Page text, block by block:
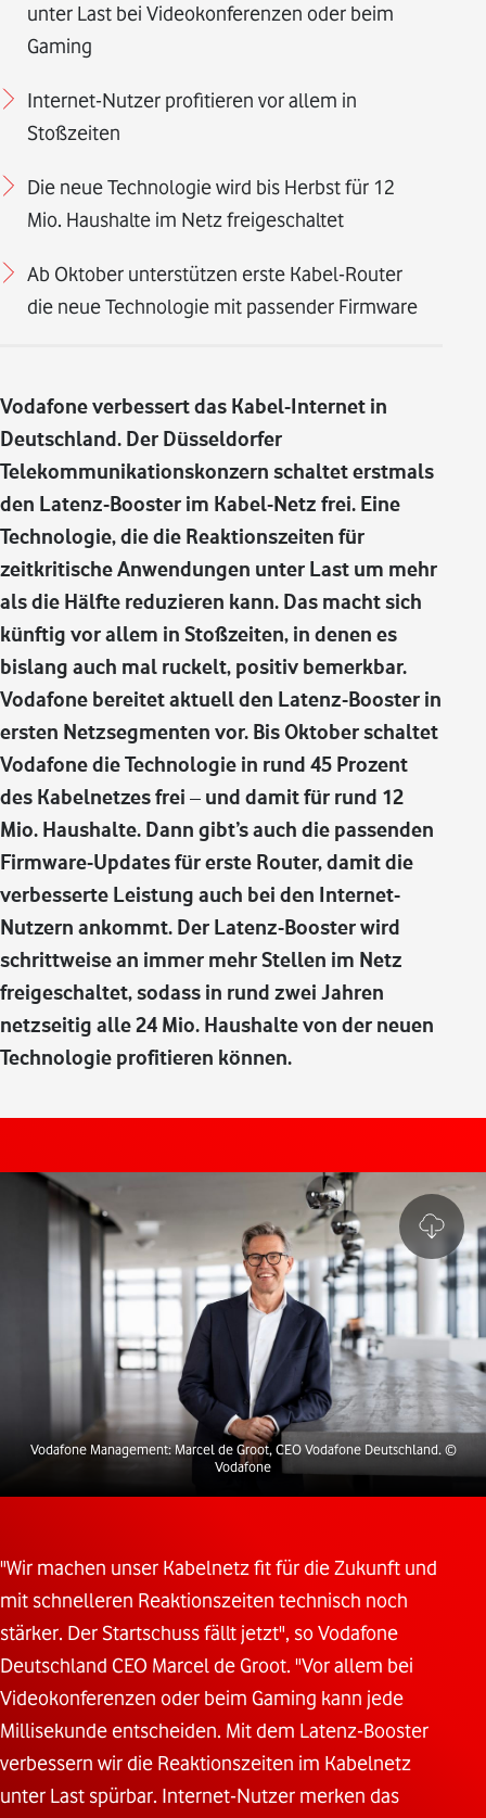
unter Last bei Videokonferenzen oder beim
Gaming
Internet-Nutzer profitieren vor allem in
Stoßzeiten
Die neue Technologie wird bis Herbst für 12
Mio. Haushalte im Netz freigeschaltet
Ab Oktober unterstützen erste Kabel-Router
die neue Technologie mit passender Firmware
Vodafone verbessert das Kabel-Internet in
Deutschland. Der Düsseldorfer
Telekommunikationskonzern schaltet erstmals
den Latenz-Booster im Kabel-Netz frei. Eine
Technologie, die die Reaktionszeiten für
zeitkritische Anwendungen unter Last um mehr
als die Hälfte reduzieren kann. Das macht sich
künftig vor allem in Stoßzeiten, in denen es
bislang auch mal ruckelt, positiv bemerkbar.
Vodafone bereitet aktuell den Latenz-Booster in
ersten Netzsegmenten vor. Bis Oktober schaltet
Vodafone die Technologie in rund 45 Prozent
des Kabelnetzes frei – und damit für rund 12
Mio. Haushalte. Dann gibt’s auch die passenden
Firmware-Updates für erste Router, damit die
verbesserte Leistung auch bei den Internet-
Nutzern ankommt. Der Latenz-Booster wird
schrittweise an immer mehr Stellen im Netz
freigeschaltet, sodass in rund zwei Jahren
netzseitig alle 24 Mio. Haushalte von der neuen
Technologie profitieren können.
Vodafone Management: Marcel de Groot, CEO Vodafone Deutschland. ©
Vodafone
"Wir machen unser Kabelnetz fit für die Zukunft und
mit schnelleren Reaktionszeiten technisch noch
stärker. Der Startschuss fällt jetzt", so Vodafone
Deutschland CEO Marcel de Groot. "Vor allem bei
Videokonferenzen oder beim Gaming kann jede
Millisekunde entscheiden. Mit dem Latenz-Booster
verbessern wir die Reaktionszeiten im Kabelnetz
unter Last spürbar. Internet-Nutzer merken das